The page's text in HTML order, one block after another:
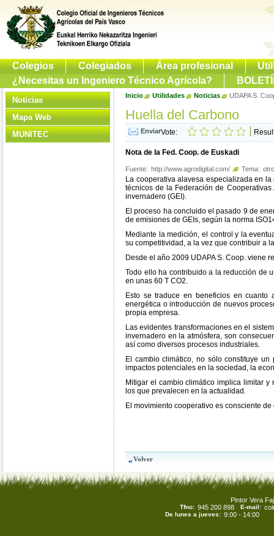
Colegios Colegiados Área profesional
¿Necesitas un Ingeniero Técnico Agrícola?
Noticias
Mapa Web
MUNITEC
Inicio Utilidades Noticias UDAPA S.
Huella del Carbono
Vote:
Nota de la Fed. Coop. de Euskadi
Fuente: http://www.agrodigital.com/ Tema:
La cooperativa alavesa especializada en
técnicos de la Federación de
invernadero (GEI).
El proceso ha concluido el pasado 9 de
de emisiones de GEIs, según la norma
Mediante la medición, el control y la
su competitividad, a la vez que contribuir a
Desde el año 2009 UDAPA S. Coop. viene
Todo ello ha contribuido a la reducción de
en unas 60 T CO2.
Esto se traduce en beneficios en cuanto
energética o introducción de nuevos
propia empresa.
Las evidentes transformaciones en el
invernadero en la atmósfera, son
así como diversos procesos industriales.
El cambio climático, no sólo constituye
impactos potenciales en la sociedad, la
Mitigar el cambio climático implica limitar
los que prevalecen en la actualidad.
El movimiento cooperativo es consciente
Pintor Vera
Tfno: 945 200 898 E-mail:
De lunes a jueves: 9:00 - 14:00